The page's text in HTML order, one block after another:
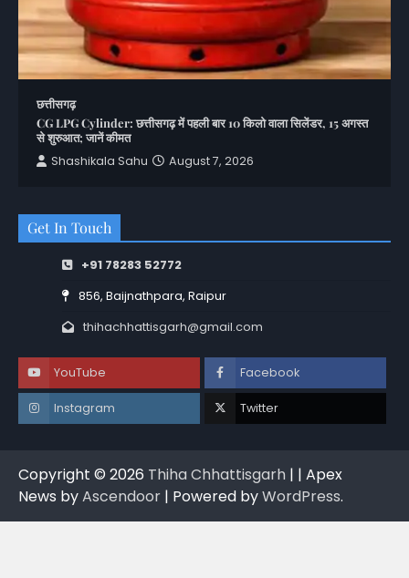
छत्तीसगढ़
CG LPG Cylinder: छत्तीसगढ़ में पहली बार 10 किलो वाला सिलेंडर, 15 अगस्त
से शुरुआत; जानें कीमत
Shashikala Sahu
August 7, 2026
Get In Touch
+91 78283 52772
856, Baijnathpara, Raipur
thihachhattisgarh@gmail.com
YouTube Facebook
Instagram Twitter
Copyright © 2026 Thiha Chhattisgarh | | Apex
News byAscendoor | Powered byWordPress.